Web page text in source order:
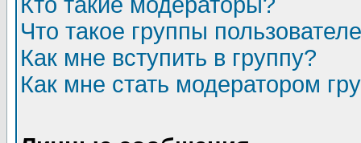
Что такое группы
Как мне вступить в группу?
Как мне стать модератором